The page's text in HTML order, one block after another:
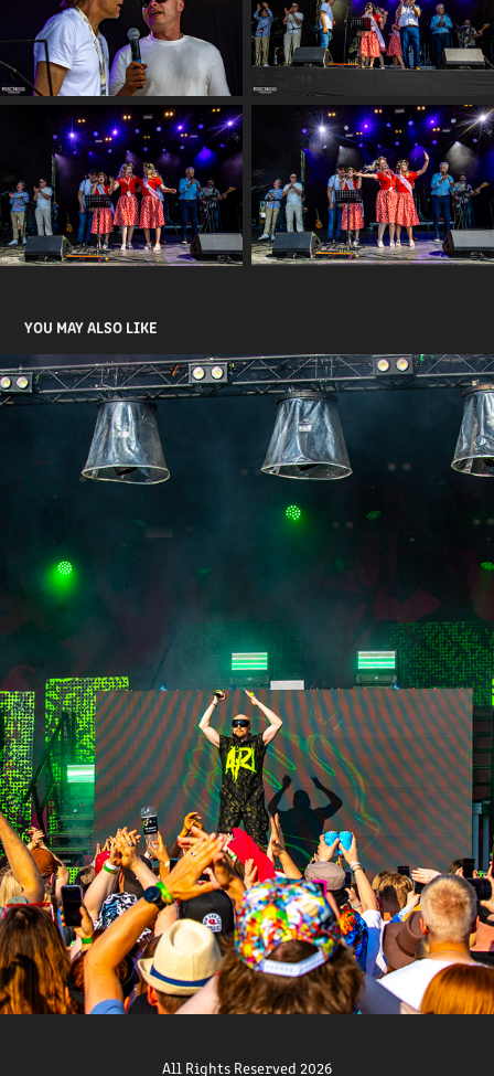
YOU MAY ALSO LIKE
SUONENJOEN MANSIKKAKARNEVAALIT 2025 - KÄÄRIJÄ
2025
All Rights Reserved 2026